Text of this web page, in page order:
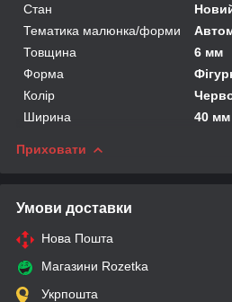
Стан
Тематика малюнка/форми
Товщина
6 мм
Форма
Колір
Ширина
40 мм
Приховати
Умови доставки
Нова Пошта
Магазини Rozetka
Укрпошта